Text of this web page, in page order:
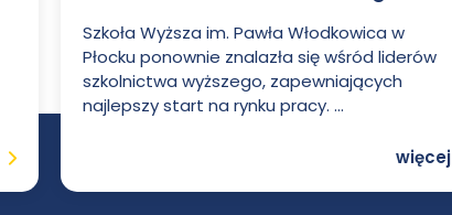
Szkoła Wyższa im. Pawła Włodkowica w
Płocku ponownie znalazła się wśród liderów
szkolnictwa wyższego, zapewniających
najlepszy start na rynku pracy. ...
Czytaj
więcej